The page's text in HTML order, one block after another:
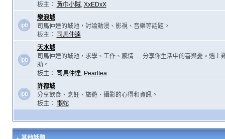
板主： 黃巾小賊, XxEDxX
樂浪城
司馬仲達的城池，討論動漫、影視、音樂等話題。
板主：
司馬仲達
天水城
司馬仲達的城池，求學、工作、感情......分享你生活中的喜與憂。遇上
助。
板主：
司馬仲達, Pearltea
許都城
分享飲食、烹飪、旅遊、攝影的心得和資訊。
板主： 懶蛇